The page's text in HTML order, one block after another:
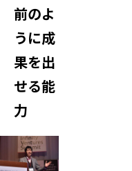
前のよ
うに成
果を出
せる能
力